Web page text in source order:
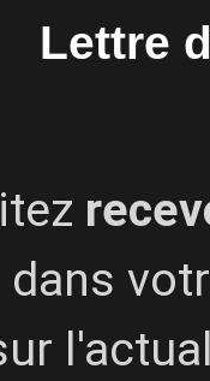
Lettre
dans